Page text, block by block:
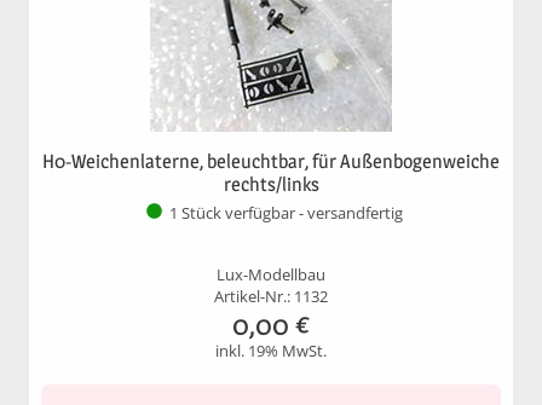
H0-Weichenlaterne, beleuchtbar, für Außenbogenweiche
rechts/links
1 Stück verfügbar - versandfertig
Lux-Modellbau
Artikel-Nr.: 1132
0,00 €
inkl. 19% MwSt.